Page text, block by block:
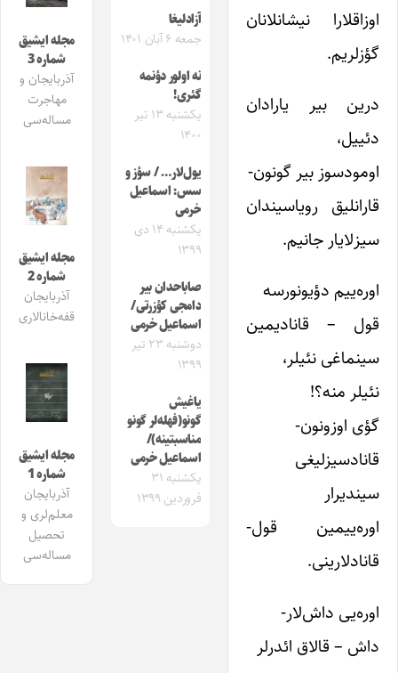
اوزاقلارا نیشانلانان
گؤزلریم.
درین بیر یارادان
دئییل،
اومودسوز بیر گونون-
قارانلیق رویاسیندان
سیزلایار جانیم.
اوره‌ییم دؤیونورسه
قول – قانادیمین
سینماغی نئیلر،
نئیلر منه؟!
گؤی اوزونون-
قانادسیزلیغی
سیندیرار
اوره‌ییمین قول-
قانادلارینی.
اوره‌یی داش‌لار-
داش – قالاق ائدرلر
آزادلیغا
جمعه ۶ آبان ۱۴۰۱
نه اولور دؤنمه
گئری!
یکشنبه ۱۳ تیر
۱۴۰۰
یول‌لار… / سؤز و
سس: اسماعیل
خرمی
یکشنبه ۱۴ دی
۱۳۹۹
صاباحدان بیر
دامجی کؤزرتی‌‌/
اسماعیل خرمی
دوشنبه ۲۳ تیر
۱۳۹۹
یاغیش
گونو(فهله‌لر گونو
مناسبتینه)/
اسماعیل خرمی
یکشنبه ۳۱
فروردین ۱۳۹۹
مجله ایشیق
شماره 3
آذربایجان و
مهاجرت
مساله‌سی
مجله ایشیق
شماره 2
آذربایجان
قفه‌خانالاری
مجله ایشیق
شماره 1
آذربایجان
معلم‌لری و
تحصیل
مساله‌سی